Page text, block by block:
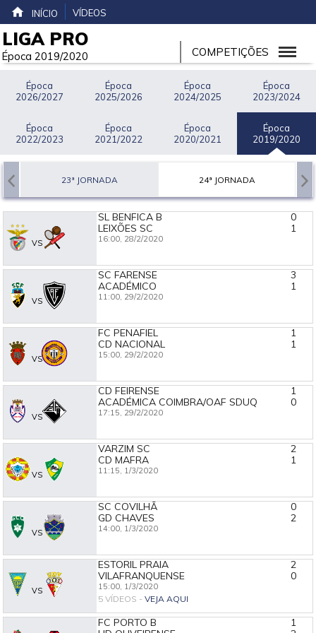
INÍCIO VÍDEOS
LIGA PRO
Época 2019/2020 COMPETIÇÕES
Época
2026/2027
Época
2025/2026
Época
2024/2025
Época
2023/2024
Época
2022/2023
Época
2021/2022
Época
2020/2021
Época
2019/2020
23ª JORNADA 24ª JORNADA
VS
SL BENFICA B
0
LEIXÕES SC
1
16:00, 28/2/2020
VS
SC FARENSE
3
ACADÉMICO
1
11:00, 29/2/2020
VS
FC PENAFIEL
1
CD NACIONAL
1
15:00, 29/2/2020
VS
CD FEIRENSE
1
ACADÉMICA COIMBRA/OAF SDUQ
0
17:15, 29/2/2020
VS
VARZIM SC
2
CD MAFRA
1
11:15, 1/3/2020
VS
SC COVILHÃ
0
GD CHAVES
2
14:00, 1/3/2020
VS
ESTORIL PRAIA
2
VILAFRANQUENSE
0
15:00, 1/3/2020
5 VÍDEOS - VEJA AQUI
FC PORTO B
1